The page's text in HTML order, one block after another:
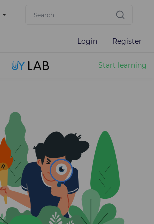
Login Register
Start learning